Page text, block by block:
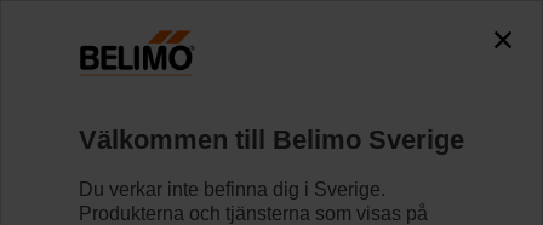
H6025X10-S2/SV24A-MOD
Välkommen till Belimo Sverige
Du verkar inte befinna dig i Sverige.
Produkterna och tjänsterna som visas på